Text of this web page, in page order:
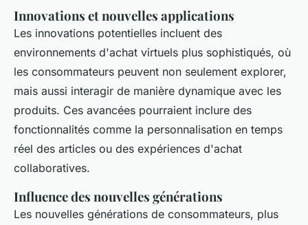
Innovations et nouvelles applications
Les innovations potentielles incluent des
environnements d'achat virtuels plus sophistiqués, où
les consommateurs peuvent non seulement explorer,
mais aussi interagir de manière dynamique avec les
produits. Ces avancées pourraient inclure des
fonctionnalités comme la personnalisation en temps
réel des articles ou des expériences d'achat
collaboratives.
Influence des nouvelles générations
Les nouvelles générations de consommateurs, plus